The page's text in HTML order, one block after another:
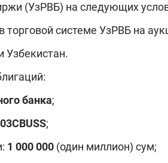
(УзРВБ) на следующих
торговой системе УзРВБ на
Узбекистан.
банка;
CBUSS;
1 000 000 (один миллион) сум;